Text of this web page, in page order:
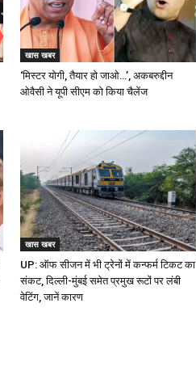
खास खबर
‘मिस्टर योगी, तैयार हो जाओ…’, अकबरुद्दीन
ओवैसी ने यूपी सीएम को किया चैलेंज
खास खबर
UP: ऑफ सीजन में भी ट्रेनों में कन्फर्म टिकट का
संकट, दिल्ली-मुंबई समेत प्रमुख रूटों पर लंबी
वेटिंग, जानें कारण